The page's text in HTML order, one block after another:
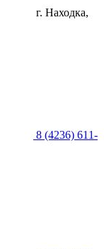
г. Находка,
8 (4236) 611-